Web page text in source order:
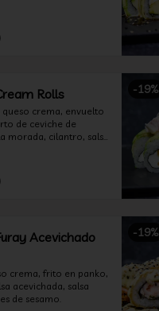
-19%
Rolls
crema, envuelto
de ceviche de
morada, cilantro, salsa
-19%
Acevichado
crema, frito en panko,
acevichada, salsa
de sesamo.